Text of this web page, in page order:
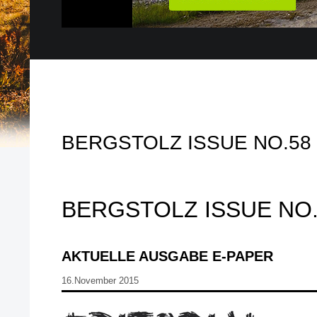
BERGSTOLZ ISSUE NO.58
BERGSTOLZ ISSUE
AKTUELLE AUSGABE E-PAPER
16.November 2015